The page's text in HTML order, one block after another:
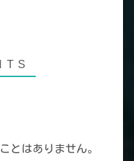
とはありません。